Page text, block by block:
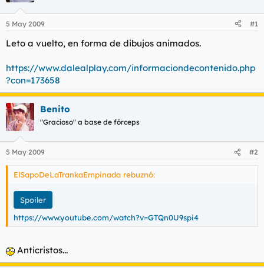
a
d
o
d
l
t
a
e
i
i
5 May 2009 #1
Leto a vuelto, en forma de dibujos animados.
https://www.dalealplay.com/informaciondecontenido.php
?con=173658
Benito
"Gracioso" a base de fórceps
5 May 2009 #2
ElSapoDeLaTrankaEmpinada rebuznó:
Spoiler
https://www.youtube.com/watch?v=GTQn0U9spi4
Anticristos...